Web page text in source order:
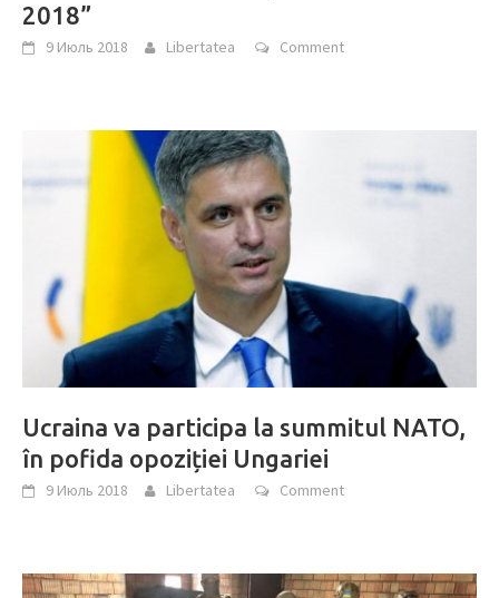
2018”
9 Июль 2018 Libertatea Comment
Ucraina va participa la summitul NATO,
în pofida opoziției Ungariei
9 Июль 2018 Libertatea Comment